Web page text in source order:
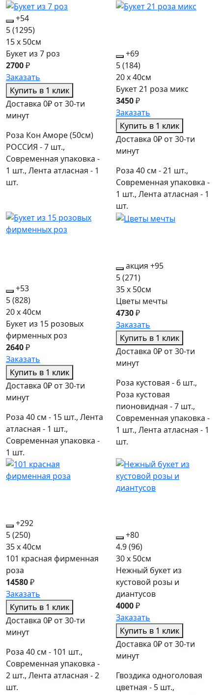
+54
5(1295)
15 x 50см
Букет из 7 роз
2700₽
Заказать
Купить в 1 клик
Доставка 0₽ от 30-ти
минут
Роза Кон Аморе (50см)
РОССИЯ - 7 шт.,
Современная упаковка -
1 шт., Лента атласная - 1
шт.
+69
5(184)
20 x 40см
Букет 21 роза микс
3450₽
Заказать
Купить в 1 клик
Доставка 0₽ от 30-ти
минут
Роза 40 см - 21 шт.,
Современная упаковка -
1 шт., Лента атласная - 1
шт.
+53
5(828)
20 x 40см
Букет из 15 розовых
фирменных роз
2640₽
Заказать
Купить в 1 клик
Доставка 0₽ от 30-ти
минут
Роза 40 см - 15 шт., Лента
атласная - 1 шт.,
Современная упаковка -
1 шт.
акция +95
5(271)
35 x 50см
Цветы мечты
4730₽
Заказать
Купить в 1 клик
Доставка 0₽ от 30-ти
минут
Роза кустовая - 6 шт.,
Роза кустовая
пионовидная - 7 шт.,
Современная упаковка -
1 шт., Лента атласная - 1
шт.
+292
5(250)
35 x 40см
101 красная фирменная
роза
14580₽
Заказать
Купить в 1 клик
Доставка 0₽ от 30-ти
минут
Роза 40 см - 101 шт.,
Современная упаковка -
2 шт., Лента атласная - 2
шт.
+80
4.9(96)
30 x 50см
Нежный букет из
кустовой розы и
диантусов
4000₽
Заказать
Купить в 1 клик
Доставка 0₽ от 30-ти
минут
Гвоздика одноголовая
цветная - 5 шт.,